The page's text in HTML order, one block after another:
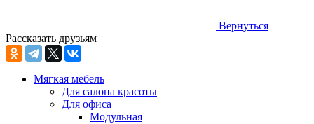
Вернуться
Рассказать друзьям
Мягкая мебель
Для салона красоты
Для офиса
Модульная